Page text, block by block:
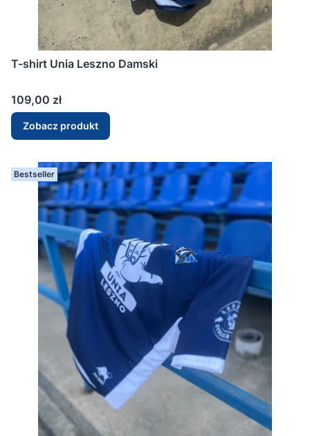
T-shirt Unia Leszno Damski
Cena
109,00 zł
Zobacz produkt
Bestseller